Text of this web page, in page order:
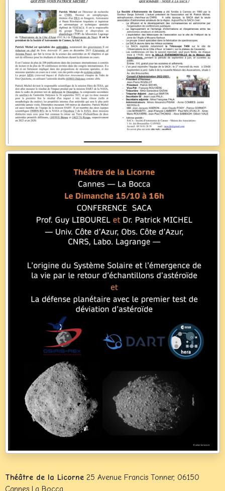
Théâtre de la Licorne 25 Avenue Francis Tonner, 06150
Cannes La Bocca